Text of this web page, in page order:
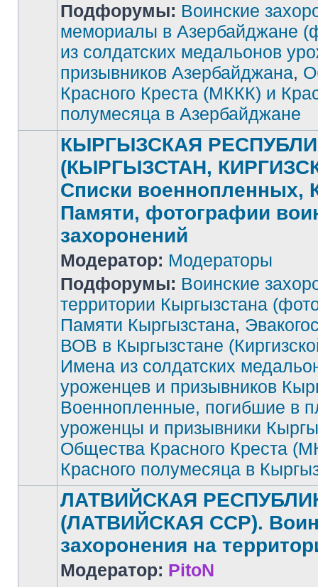
Нет
сообщений
Подфорумы: Воинские
мемориалы в Азербайджане
из солдатских медальонов
призывников Азербайджана,
Красного Креста (МККК) и
полумесяца в Азербайджане
Нет
непрочитанных
КЫРГЫЗСКАЯ
(КЫРГЫЗСТАН,
Списки военнопленных,
Памяти, фотографии
захоронений
Модератор: Модераторы
Подфорумы: Воинские
территории Кыргызстана
Памяти Кыргызстана,
ВОВ в Кыргызстане
Имена из солдатских
уроженцев и призывников
Военнопленные, погибшие в
уроженцы и призывники
Общества Красного Креста
Красного полумесяца в
ЛАТВИЙСКАЯ
(ЛАТВИЙСКАЯ ССР).
захоронения на
Модератор: PitoN